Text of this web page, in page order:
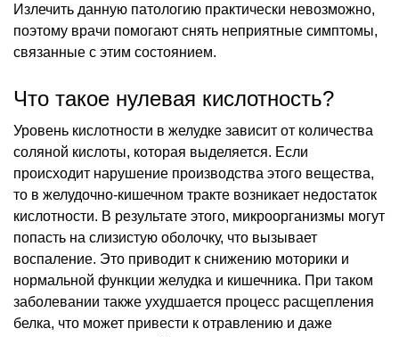
Излечить данную патологию практически невозможно,
поэтому врачи помогают снять неприятные симптомы,
связанные с этим состоянием.
Что такое нулевая кислотность?
Уровень кислотности в желудке зависит от количества
соляной кислоты, которая выделяется. Если
происходит нарушение производства этого вещества,
то в желудочно-кишечном тракте возникает недостаток
кислотности. В результате этого, микроорганизмы могут
попасть на слизистую оболочку, что вызывает
воспаление. Это приводит к снижению моторики и
нормальной функции желудка и кишечника. При таком
заболевании также ухудшается процесс расщепления
белка, что может привести к отравлению и даже